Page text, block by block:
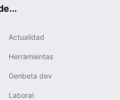
Actualidad
Herramientas
Genbeta dev
Laboral